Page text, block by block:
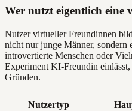
Wer nutzt eigentlich
Nutzer virtueller Freundinnen
nicht nur junge Männer, sondern
introvertierte Menschen oder
Experiment KI-Freundin einlässt,
Gründen.
Nutzertyp